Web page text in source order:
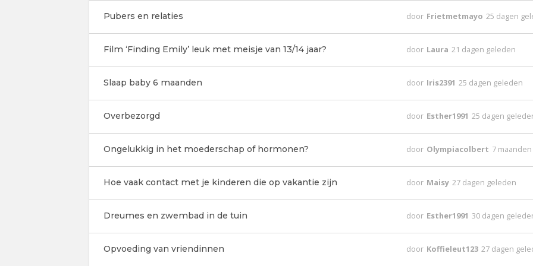
Pubers en relaties door Frietmetmayo 25 dagen
Film ‘Finding Emily’ leuk met meisje van 13/14 jaar? door Laura 21 dagen geleden
Slaap baby 6 maanden door Iris2391 25 dagen geleden
Overbezorgd door Esther1991 25 dagen
Ongelukkig in het moederschap of hormonen? door Olympiacolbert 7
Hoe vaak contact met je kinderen die op vakantie zijn door Maisy 27 dagen geleden
Dreumes en zwembad in de tuin door Esther1991 30 dagen
Opvoeding van vriendinnen door Koffieleut123 27 dagen